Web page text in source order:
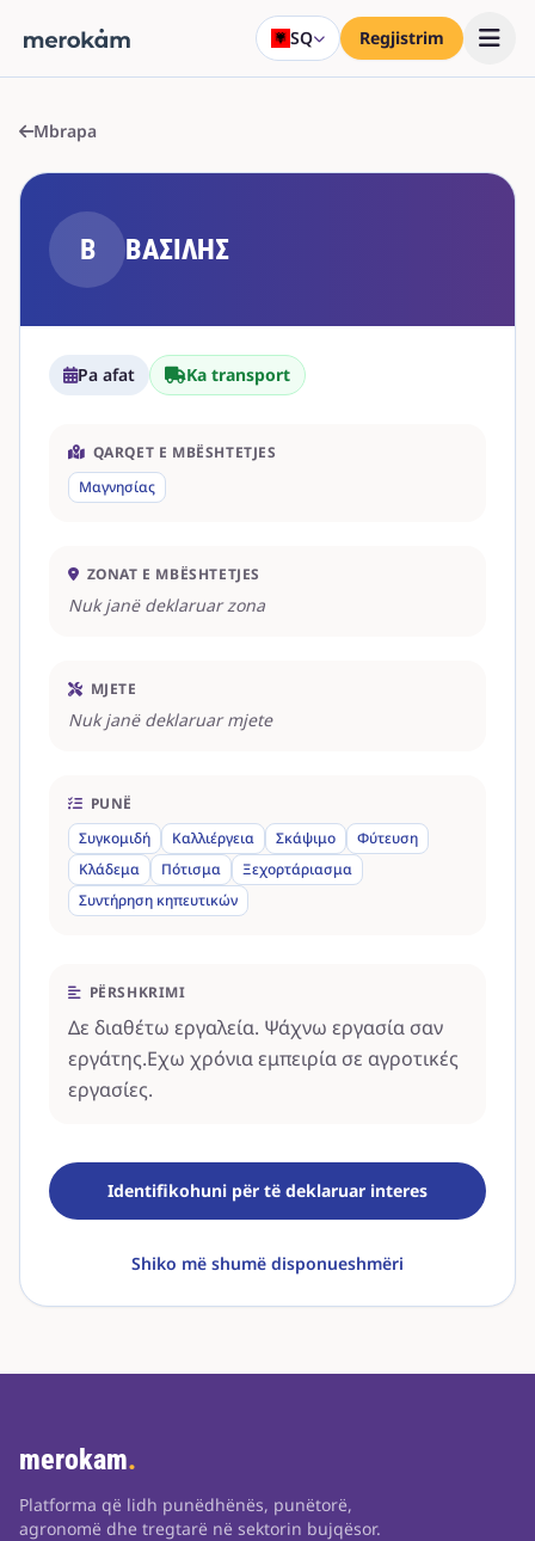
SQ Regjistrim
Mbrapa
Β ΒΑΣΙΛΗΣ
Pa afat Ka transport
QARQET E MBËSHTETJES
Μαγνησίας
ZONAT E MBËSHTETJES
Nuk janë deklaruar zona
MJETE
Nuk janë deklaruar mjete
PUNË
Συγκομιδή
Καλλιέργεια Σκάψιμο
Φύτευση
Κλάδεμα
Πότισμα
Ξεχορτάριασμα
Συντήρηση κηπευτικών
PËRSHKRIMI
Δε διαθέτω εργαλεία. Ψάχνω εργασία σαν
εργάτης.Εχω χρόνια εμπειρία σε αγροτικές
εργασίες.
Identifikohuni për të deklaruar interes
Shiko më shumë disponueshmëri
merokam.
Platforma që lidh punëdhënës, punëtorë,
agronomë dhe tregtarë në sektorin bujqësor.